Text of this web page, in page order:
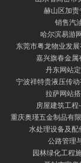
赫山区加责
销售汽
哈尔滨易游
东莞市粤龙物业发展
嘉兴旗春金属
丹东网站
宁波祥特贵液压传
拉萨网站
房屋建筑工程
重庆奥瑾五金制品有
水处理设备及配
公路管理
园林绿化工程